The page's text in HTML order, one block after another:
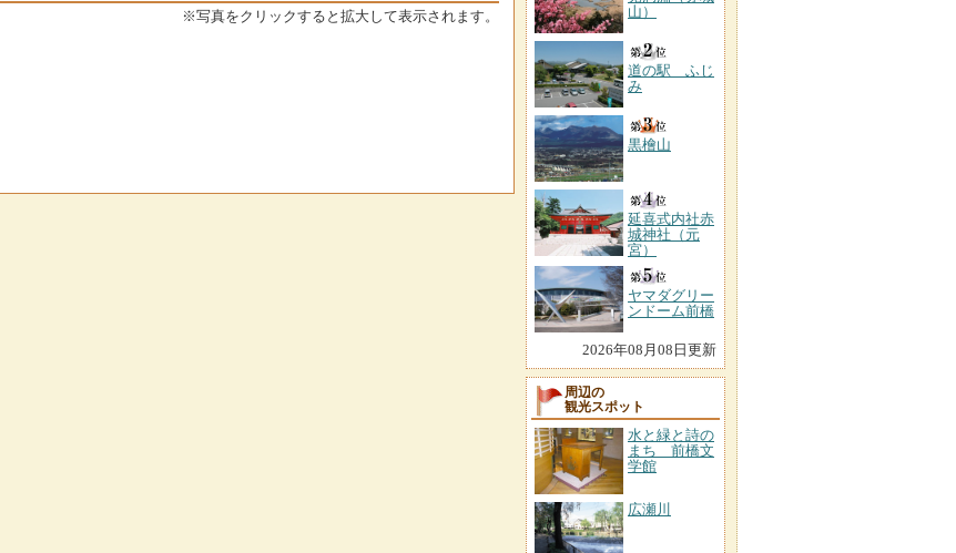
※写真をクリックすると拡大して表示されます。
山）
道の駅 ふじ
み
黒檜山
延喜式内社赤
城神社（元
宮）
ヤマダグリー
ンドーム前橋
2026年08月08日更新
周辺の
観光スポット
水と緑と詩の
まち 前橋文
学館
広瀬川